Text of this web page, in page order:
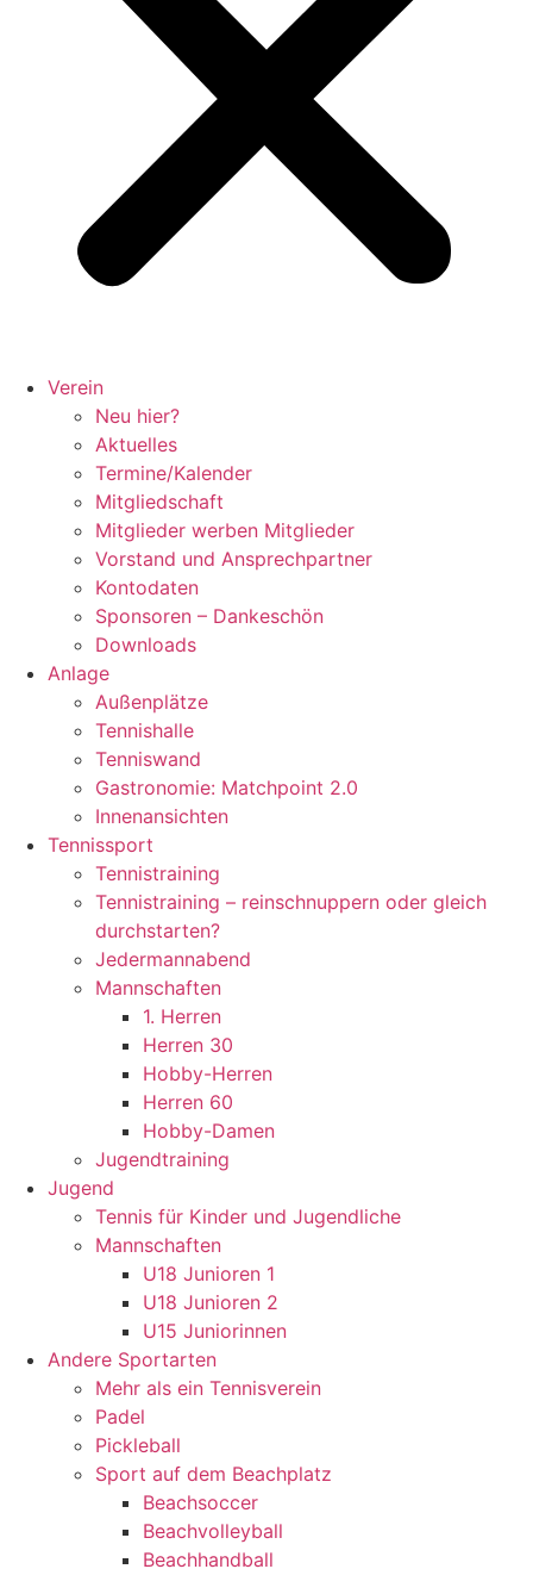
Verein
Neu hier?
Aktuelles
Termine/Kalender
Mitgliedschaft
Mitglieder werben Mitglieder
Vorstand und Ansprechpartner
Kontodaten
Sponsoren – Dankeschön
Downloads
Anlage
Außenplätze
Tennishalle
Tenniswand
Gastronomie: Matchpoint 2.0
Innenansichten
Tennissport
Tennistraining
Tennistraining – reinschnuppern oder gleich
durchstarten?
Jedermannabend
Mannschaften
1. Herren
Herren 30
Hobby-Herren
Herren 60
Hobby-Damen
Jugendtraining
Jugend
Tennis für Kinder und Jugendliche
Mannschaften
U18 Junioren 1
U18 Junioren 2
U15 Juniorinnen
Andere Sportarten
Mehr als ein Tennisverein
Padel
Pickleball
Sport auf dem Beachplatz
Beachsoccer
Beachvolleyball
Beachhandball